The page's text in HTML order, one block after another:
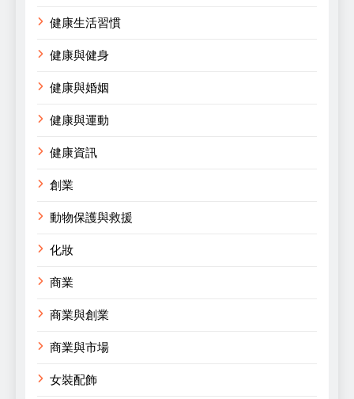
健康生活習慣
健康與健身
健康與婚姻
健康與運動
健康資訊
創業
動物保護與救援
化妝
商業
商業與創業
商業與市場
女裝配飾